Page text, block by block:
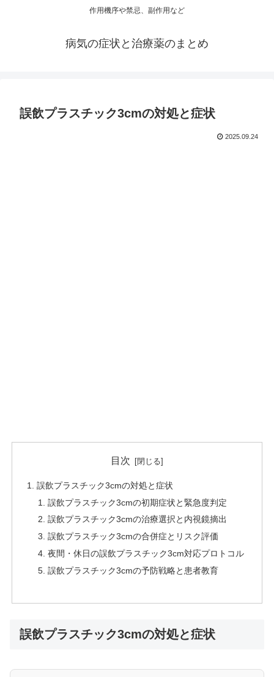
作用機序や禁忌、副作用など
病気の症状と治療薬のまとめ
誤飲プラスチック3cmの対処と症状
2025.09.24
目次
誤飲プラスチック3cmの対処と症状
誤飲プラスチック3cmの初期症状と緊急度判定
誤飲プラスチック3cmの治療選択と内視鏡摘出
誤飲プラスチック3cmの合併症とリスク評価
夜間・休日の誤飲プラスチック3cm対応プロトコル
誤飲プラスチック3cmの予防戦略と患者教育
誤飲プラスチック3cmの対処と症状